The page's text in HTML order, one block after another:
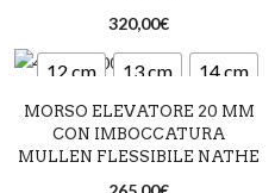
320,00€
12 cm 13 cm 14 cm
MORSO ELEVATORE 20 MM
CON IMBOCCATURA
MULLEN FLESSIBILE NATHE